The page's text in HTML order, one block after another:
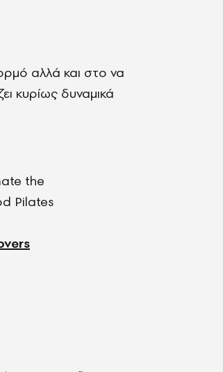
αλλά και στο να
κυρίως δυναμικά
the
Pilates